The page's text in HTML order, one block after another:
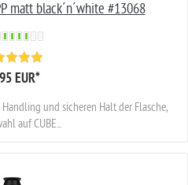
matt black´n´white #13068
EUR*
und sicheren Halt der Flasche,
auf CUBE...